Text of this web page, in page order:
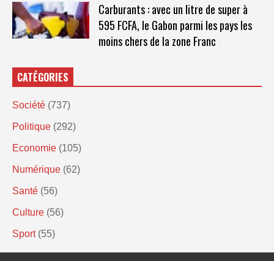
Carburants : avec un litre de super à
595 FCFA, le Gabon parmi les pays les
moins chers de la zone Franc
CATÉGORIES
Société (737)
Politique (292)
Economie (105)
Numérique (62)
Santé (56)
Culture (56)
Sport (55)